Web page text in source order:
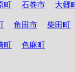
町 石巻市 大郷
角田市 柴田町
町 色麻町